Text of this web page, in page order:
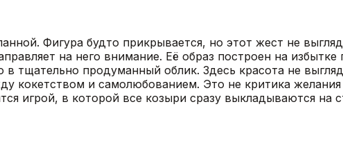
Фигура будто прикрывается, но этот жест не
на него внимание. Её образ построен на избытке
тщательно продуманный облик. Здесь красота не
кокетством и самолюбованием. Это не критика
игрой, в которой все козыри сразу выкладываются на